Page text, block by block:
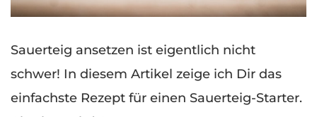
Sauerteig ansetzen ist eigentlich nicht
schwer! In diesem Artikel zeige ich Dir das
einfachste Rezept für einen Sauerteig-Starter.